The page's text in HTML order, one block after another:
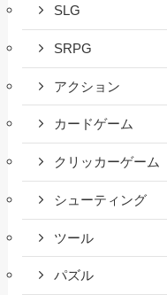
SLG
SRPG
アクション
カードゲーム
クリッカーゲーム
シューティング
ツール
パズル